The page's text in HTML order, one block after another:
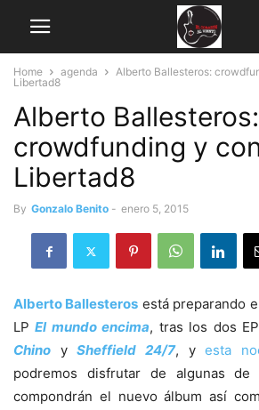
Home agenda
Alberto Ballesteros:
Libertad8
Alberto Ballesteros:
crowdfunding y
Libertad8
By Gonzalo Benito - enero 5, 2015
Alberto Ballesteros está preparando
LPEl mundo encima, tras los dos
Chino ySheffield 24/7, yesta
podremos disfrutar de algunas de
compondrán el nuevo álbum así